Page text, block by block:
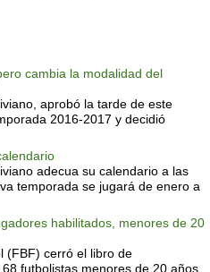
cambia la modalidad del
aprobó la tarde de este
2016-2017 y decidió
adecua su calendario a las
temporada se jugará de enero a
habilitados, menores de 20
(FBF) cerró el libro de
futbolistas menores de 20 años,